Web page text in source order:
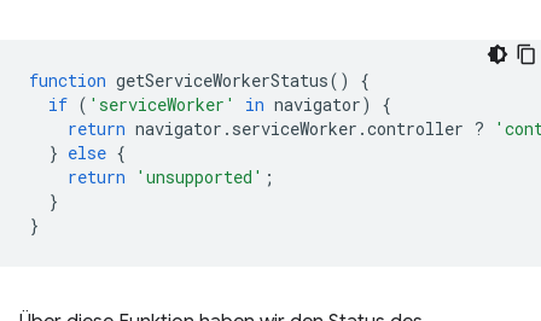
function getServiceWorkerStatus()
{
if ( 'serviceWorker' in navigator)
{
return navigator . serviceWorker .controller ?
} else {
return
'unsupported' ;
}
}